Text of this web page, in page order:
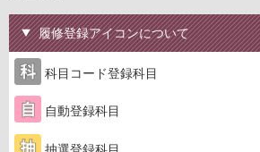
履修登録アイコンについて
科目コード登録科目
自動登録科目
抽選登録科目